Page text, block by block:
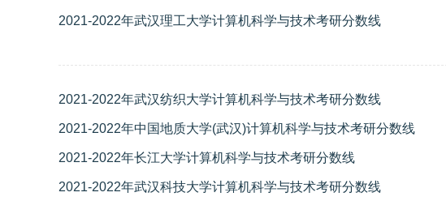
2021-2022年武汉理工大学计算机科学与技术考研分数线
2021-2022年武汉纺织大学计算机科学与技术考研分数线
2021-2022年中国地质大学(武汉)计算机科学与技术考研分数线
2021-2022年长江大学计算机科学与技术考研分数线
2021-2022年武汉科技大学计算机科学与技术考研分数线